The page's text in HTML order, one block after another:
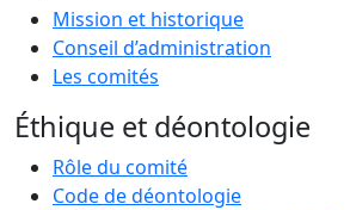
Mission et historique
Conseil d’administration
Les comités
Éthique et déontologie
Rôle du comité
Code de déontologie